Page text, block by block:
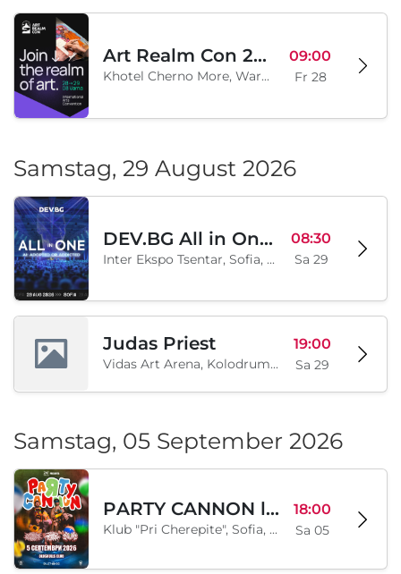
Art Realm Con 2026
Khotel Cherno More, Warna, BG
09:00
Fr 28
Samstag, 29 August 2026
DEV.BG All in One 2026
Inter Ekspo Tsentar, Sofia, BG
08:30
Sa 29
Judas Priest
Vidas Art Arena, Kolodrum, Borisova gradina, Sofia, BG
19:00
Sa 29
Samstag, 05 September 2026
PARTY CANNON live in Sofia
Klub "Pri Cherepite", Sofia, BG
18:00
Sa 05